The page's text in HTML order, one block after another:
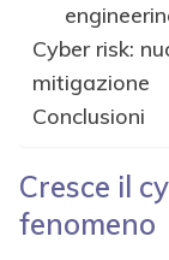
Cyber risk:
mitigazione
Conclusioni
Cresce il
fenomeno